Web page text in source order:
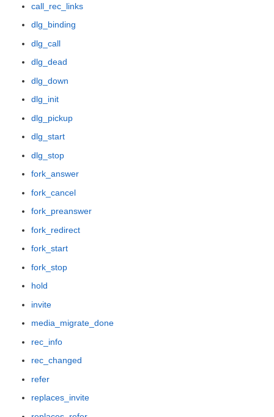
call_rec_links
dlg_binding
dlg_call
dlg_dead
dlg_down
dlg_init
dlg_pickup
dlg_start
dlg_stop
fork_answer
fork_cancel
fork_preanswer
fork_redirect
fork_start
fork_stop
hold
invite
media_migrate_done
rec_info
rec_changed
refer
replaces_invite